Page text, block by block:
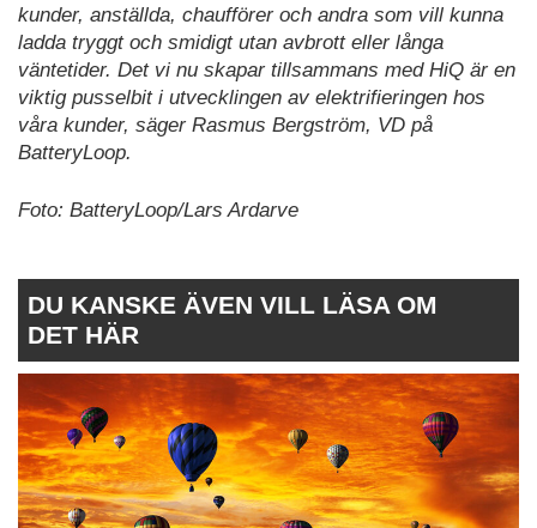
kunder, anställda, chaufförer och andra som vill kunna
ladda tryggt och smidigt utan avbrott eller långa
väntetider. Det vi nu skapar tillsammans med HiQ är en
viktig pusselbit i utvecklingen av elektrifieringen hos
våra kunder, säger Rasmus Bergström, VD på
BatteryLoop.
Foto: BatteryLoop/Lars Ardarve
DU KANSKE ÄVEN VILL LÄSA OM
DET HÄR